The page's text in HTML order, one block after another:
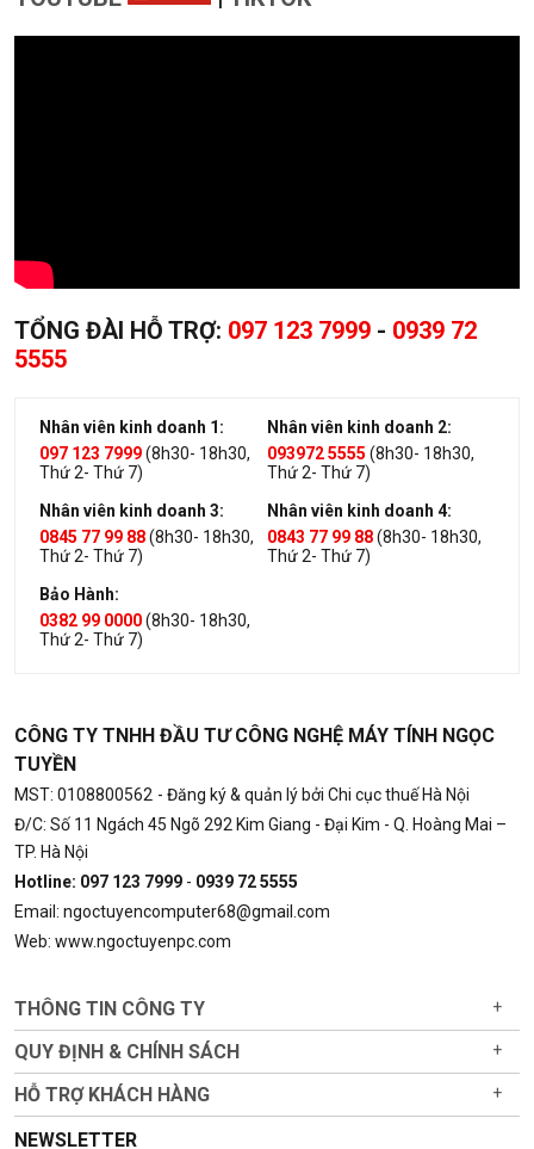
TỔNG ĐÀI HỖ TRỢ: 097 123 7999 - 0939 72
5555
Nhân viên kinh doanh 1:
097 123 7999(8h30- 18h30,
Thứ 2- Thứ 7)
Nhân viên kinh doanh 2:
093972 5555 (8h30- 18h30,
Thứ 2- Thứ 7)
Nhân viên kinh doanh 3:
0845 77 99 88(8h30- 18h30,
Thứ 2- Thứ 7)
Nhân viên kinh doanh 4:
0843 77 99 88(8h30- 18h30,
Thứ 2- Thứ 7)
Bảo Hành:
0382 99 0000(8h30- 18h30,
Thứ 2- Thứ 7)
CÔNG TY TNHH ĐẦU TƯ CÔNG NGHỆ MÁY TÍNH NGỌC
TUYỀN
MST: 0108800562 - Đăng ký & quản lý bởi Chi cục thuế Hà Nội
Đ/C: Số 11 Ngách 45 Ngõ 292 Kim Giang - Đại Kim - Q. Hoàng Mai –
TP. Hà Nội
Hotline: 097 123 7999 - 0939 72 5555
Email: ngoctuyencomputer68@gmail.com
Web: www.ngoctuyenpc.com
THÔNG TIN CÔNG TY +
QUY ĐỊNH & CHÍNH SÁCH +
HỖ TRỢ KHÁCH HÀNG +
NEWSLETTER